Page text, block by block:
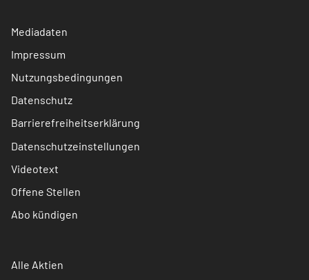
Mediadaten
Impressum
Nutzungsbedingungen
Datenschutz
Barrierefreiheitserklärung
Datenschutzeinstellungen
Videotext
Offene Stellen
Abo kündigen
Alle Aktien